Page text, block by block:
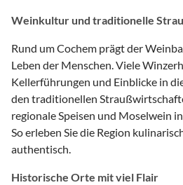
Weinkultur und traditionelle
Rund um Cochem prägt der
Leben der Menschen. Viele
Kellerführungen und Einblicke in
den traditionellen
regionale Speisen und Moselwein
So erleben Sie die Region
authentisch.
Historische Orte mit viel Flair